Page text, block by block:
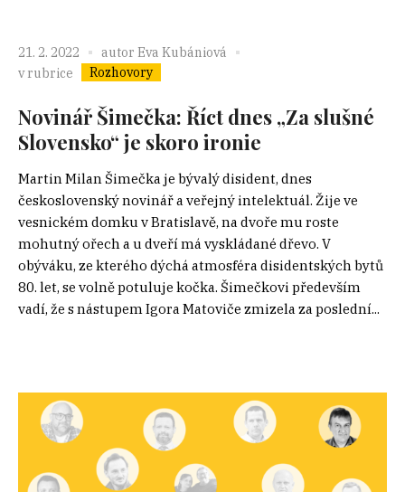
21. 2. 2022 autor Eva Kubániová
v rubrice
Rozhovory
Novinář Šimečka: Říct dnes „Za slušné
Slovensko“ je skoro ironie
Martin Milan Šimečka je bývalý disident, dnes
československý novinář a veřejný intelektuál. Žije ve
vesnickém domku v Bratislavě, na dvoře mu roste
mohutný ořech a u dveří má vyskládané dřevo. V
obýváku, ze kterého dýchá atmosféra disidentských bytů
80. let, se volně potuluje kočka. Šimečkovi především
vadí, že s nástupem Igora Matoviče zmizela za poslední...